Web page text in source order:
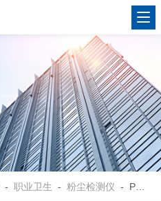
-职业卫生 -粉尘检测仪 - PC-3A测量数据带时间存储 粉尘检测仪